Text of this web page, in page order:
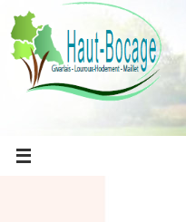
Passer
au
contenu